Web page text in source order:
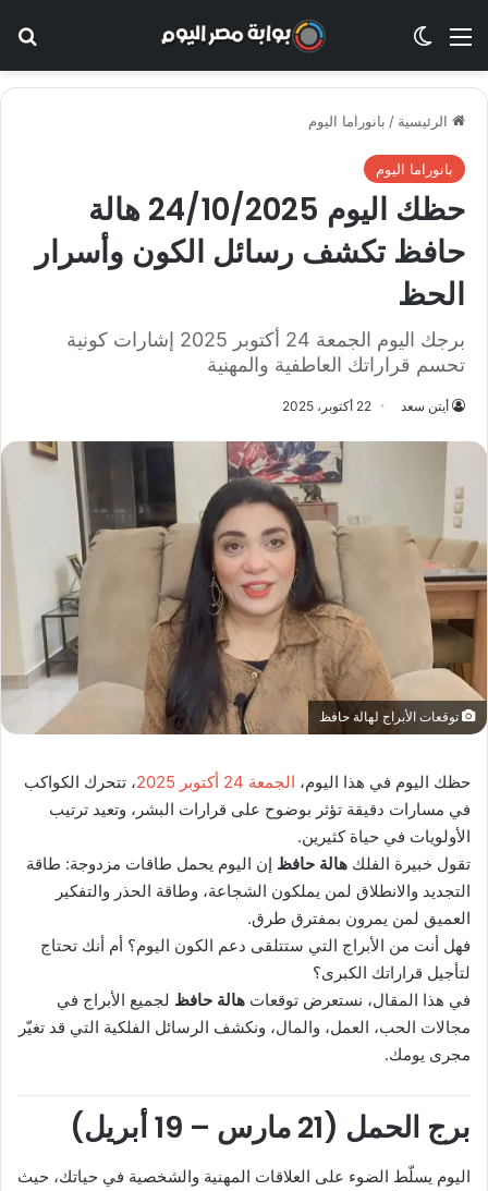
القائمة الوضع المظلم
الرئيسية / بانوراما اليوم
بانوراما اليوم
حظك اليوم 24/10/2025 هالة
حافظ تكشف رسائل الكون وأسرار
الحظ
برجك اليوم الجمعة 24 أكتوبر 2025 إشارات كونية
تحسم قراراتك العاطفية والمهنية
أيتن سعد 22 أكتوبر، 2025
توقعات الأبراج لهالة حافظ
حظك اليوم في هذا اليوم، الجمعة 24 أكتوبر 2025
، تتحرك الكواكب
في مسارات دقيقة تؤثر بوضوح على قرارات البشر، وتعيد ترتيب
الأولويات في حياة كثيرين.
تقول خبيرة الفلك هالة حافظ إن اليوم يحمل طاقات مزدوجة: طاقة
التجديد والانطلاق لمن يملكون الشجاعة، وطاقة الحذر والتفكير
العميق لمن يمرون بمفترق طرق.
فهل أنت من الأبراج التي ستتلقى دعم الكون اليوم؟ أم أنك تحتاج
لتأجيل قراراتك الكبرى؟
في هذا المقال، نستعرض توقعات هالة حافظ لجميع الأبراج في
مجالات الحب، العمل، والمال، ونكشف الرسائل الفلكية التي قد تغيّر
مجرى يومك.
برج الحمل (21 مارس – 19 أبريل)
اليوم يسلّط الضوء على العلاقات المهنية والشخصية في حياتك، حيث